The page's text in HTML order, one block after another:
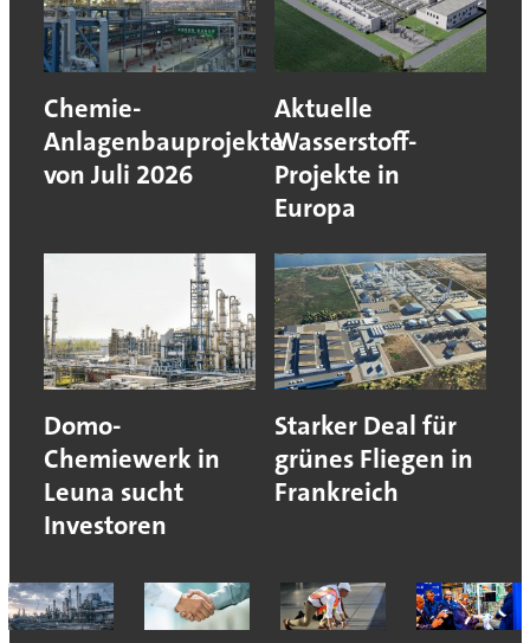
Chemie-
Anlagenbauprojekte
von Juli 2026
Aktuelle
Wasserstoff-
Projekte in
Europa
Domo-
Chemiewerk in
Leuna sucht
Investoren
Starker Deal für
grünes Fliegen in
Frankreich